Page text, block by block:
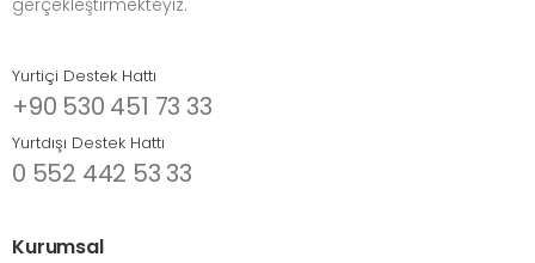
gerçekleştirmekteyiz.
Yurtiçi Destek Hattı
+90 530 451 73 33
Yurtdışı Destek Hattı
0 552 442 53 33
Kurumsal